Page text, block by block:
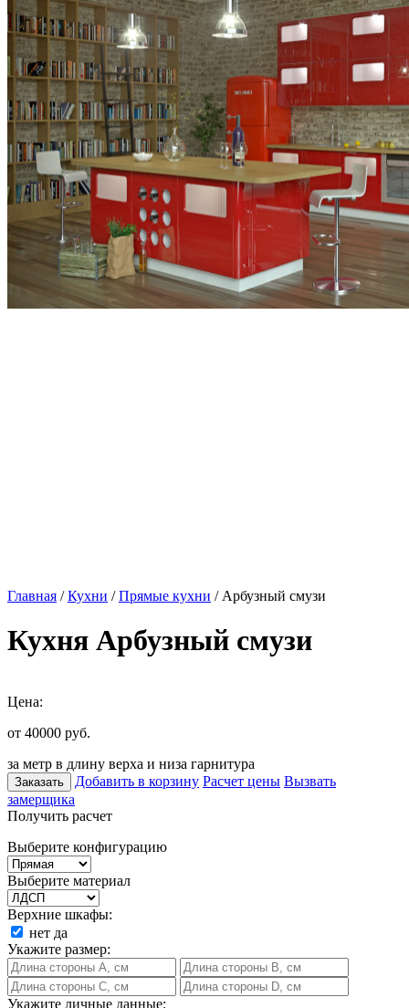
Главная /Кухни /Прямые кухни / Арбузный смузи
Кухня Арбузный смузи
Цена:
от 40000 руб.
за метр в длину верха и низа гарнитура
Заказать Добавить в корзину Расчет цены Вызвать
замерщика
Получить расчет
Выберите конфигурацию
Выберите материал
Верхние шкафы:
нет да
Укажите размер:
Укажите личные данные: